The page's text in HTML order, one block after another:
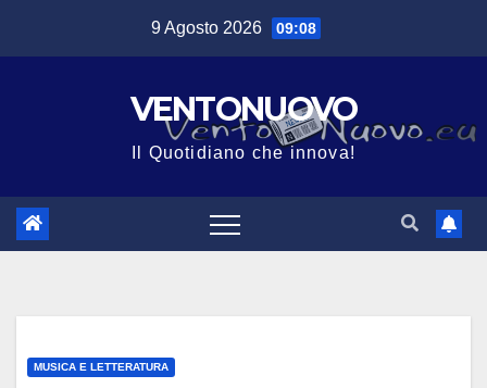
9 Agosto 2026 09:08
VENTONUOVO
Il Quotidiano che innova!
MUSICA E LETTERATURA